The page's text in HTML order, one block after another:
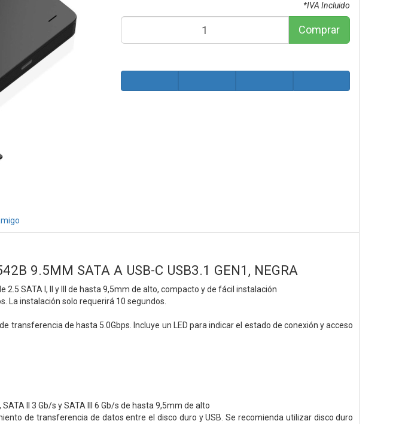
*IVA Incluido
Comprar
9.5MM SATA A USB-C USB3.1 GEN1, NEGRA
SATA I, II y III de hasta 9,5mm de alto, compacto y de fácil instalación
La instalación solo requerirá 10 segundos.
transferencia de hasta 5.0Gbps. Incluye un LED para indicar el estado de conexión y acceso
II 3 Gb/s y SATA III 6 Gb/s de hasta 9,5mm de alto
de transferencia de datos entre el disco duro y USB. Se recomienda utilizar disco duro